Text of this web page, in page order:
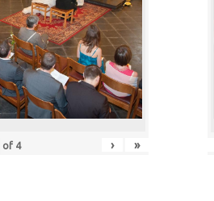
of 4 › »